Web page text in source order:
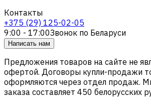
Контакты
+375 (29) 125-02-05
9:00 - 17:00Звонок по Беларуси
Написать нам
Предложения товаров на сайте не
офертой. Договоры купли-продажи
оформляются через отдел продаж.
заказа составляет 450 белорусских